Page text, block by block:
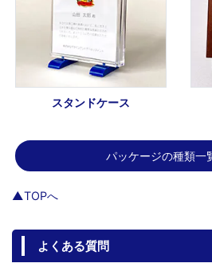
スタンドケース
パッケージの種類一
▲TOPへ
よくある質問